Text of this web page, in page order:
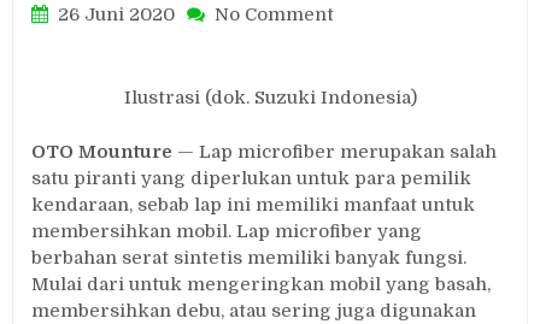
26 Juni 2020 No Commenton
Microfiber,
Ilustrasi (dok. Suzuki Indonesia)
OTO Mounture — Lap microfiber merupakan salah
satu piranti yang diperlukan untuk para pemilik
kendaraan, sebab lap ini memiliki manfaat untuk
membersihkan mobil. Lap microfiber yang
berbahan serat sintetis memiliki banyak fungsi.
Mulai dari untuk mengeringkan mobil yang basah,
membersihkan debu, atau sering juga digunakan